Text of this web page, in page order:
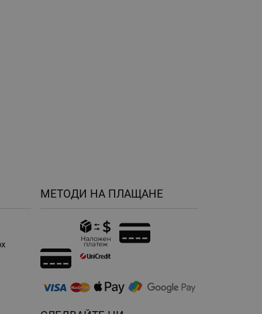
МЕТОДИ НА ПЛАЩАНЕ